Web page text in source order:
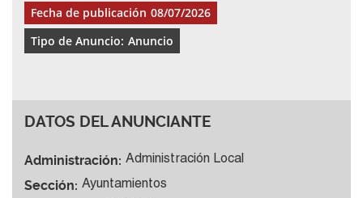
Fecha de publicación 08/07/2026
Tipo de Anuncio: Anuncio
DATOS DEL ANUNCIANTE
Administración: Administración Local
Sección: Ayuntamientos